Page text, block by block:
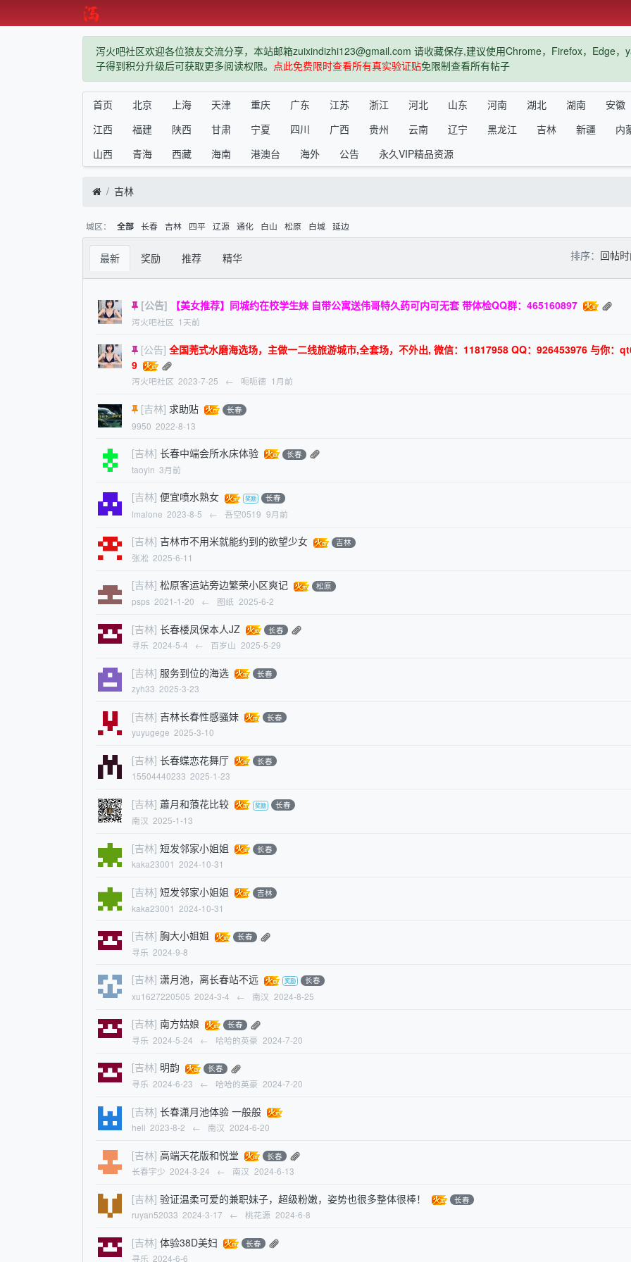
泻火吧社区欢迎各位狼友交流分享，本站邮箱zuixindizhi123@gmail.com 请收藏保存,建议使用Chrome，Firefox，Edge
子得到积分升级后可获取更多阅读权限。 点此免费限时查看所有真实验证贴免限制查看所有帖子
首页 北京 上海 天津 重庆 广东 江苏 浙江 河北 山东 河南 湖北 湖南
安徽
江西
福建 陕西 甘肃 宁夏 四川 广西 贵州 云南 辽宁 黑龙江 吉林 新疆
内
山西
青海 西藏 海南 港澳台 海外 公告 永久VIP精品资源
吉林
城区： 全部 长春 吉林 四平 辽源 通化 白山 松原 白城 延边
最新 奖励 推荐 精华 排序： 回帖
[公告] 【美女推荐】同城约在校学生妹 自带公寓送伟哥特久药可内可无套 带体检QQ群：465160897
泻火吧社区 1天前
[公告] 全国莞式水磨海选场，主做一二线旅游城市,全套场，不外出, 微信：11817958 QQ：926453976 与你：
9
泻火吧社区 2023-7-25 ← 呃呃德 1月前
[吉林] 求助贴 长春
9950 2022-8-13
[吉林] 长春中端会所水床体验 长春
taoyin 3月前
[吉林] 便宜喷水熟女 长春
lmalone 2023-8-5 ← 吾空0519 9月前
[吉林] 吉林市不用米就能约到的欲望少女 吉林
张凇 2025-6-11
[吉林] 松原客运站旁边繁荣小区爽记 松原
psps 2021-1-20 ← 图纸 2025-6-2
[吉林] 长春楼凤保本人JZ 长春
寻乐 2024-5-4 ← 百岁山 2025-5-29
[吉林] 服务到位的海选 长春
zyh33 2025-3-23
[吉林] 吉林长春性感骚妹 长春
yuyugege 2025-3-10
[吉林] 长春蝶恋花舞厅 长春
15504440233 2025-1-23
[吉林] 蕭月和蒗花比较 长春
南汉 2025-1-13
[吉林] 短发邻家小姐姐 长春
kaka23001 2024-10-31
[吉林] 短发邻家小姐姐 吉林
kaka23001 2024-10-31
[吉林] 胸大小姐姐 长春
寻乐 2024-9-8
[吉林] 潇月池，离长春站不远 长春
xu1627220505 2024-3-4 ← 南汉 2024-8-25
[吉林] 南方姑娘 长春
寻乐 2024-5-24 ← 哈哈的英豪 2024-7-20
[吉林] 明韵 长春
寻乐 2024-6-23 ← 哈哈的英豪 2024-7-20
[吉林] 长春潇月池体验 一般般
heli 2023-8-2 ← 南汉 2024-6-20
[吉林] 高端天花版和悦堂 长春
长春宇少 2024-3-24 ← 南汉 2024-6-13
[吉林] 验证温柔可爱的兼职妹子，超级粉嫩，姿势也很多整体很棒！ 长春
ruyan52033 2024-3-17 ← 桃花源 2024-6-8
[吉林] 体验38D美妇 长春
寻乐 2024-6-6